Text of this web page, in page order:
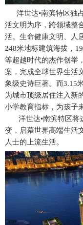
洋世达•南滨特区独
活文明为序，跨领域整
活。生命健康文明、人
248米地标建筑海拔，
等超越时代的杰作创举
案，完成全球世界生活
象级史诗巨著。而3.15
为城市顶级居住注入新
小学教育指标，为孩子
洋世达•南滨特区
变，启幕世界高端生活
人士的上流生活。